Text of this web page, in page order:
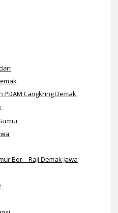
PDAM Cangkring Demak
Bor – Raji Demak Jawa